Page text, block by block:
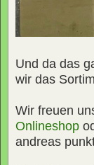
Und da das
wir das
Wir freuen
Onlineshop
andreas